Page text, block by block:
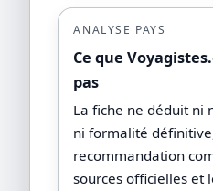
ANALYSE PAYS
Ce que
pas
La fiche ne déduit ni
ni formalité
recommandation
sources officielles et